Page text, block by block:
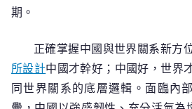
期。
正確掌握中國與世界關系新方
所設計中國才幹好；中國好，世界
同世界關系的底層邏輯。面臨內